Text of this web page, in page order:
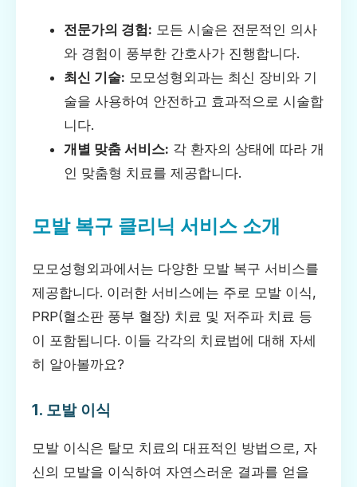
전문가의 경험: 모든 시술은 전문적인 의사
와 경험이 풍부한 간호사가 진행합니다.
최신 기술: 모모성형외과는 최신 장비와 기
술을 사용하여 안전하고 효과적으로 시술합
니다.
개별 맞춤 서비스: 각 환자의 상태에 따라 개
인 맞춤형 치료를 제공합니다.
모발 복구 클리닉 서비스 소개
모모성형외과에서는 다양한 모발 복구 서비스를
제공합니다. 이러한 서비스에는 주로 모발 이식,
PRP(혈소판 풍부 혈장) 치료 및 저주파 치료 등
이 포함됩니다. 이들 각각의 치료법에 대해 자세
히 알아볼까요?
1. 모발 이식
모발 이식은 탈모 치료의 대표적인 방법으로, 자
신의 모발을 이식하여 자연스러운 결과를 얻을